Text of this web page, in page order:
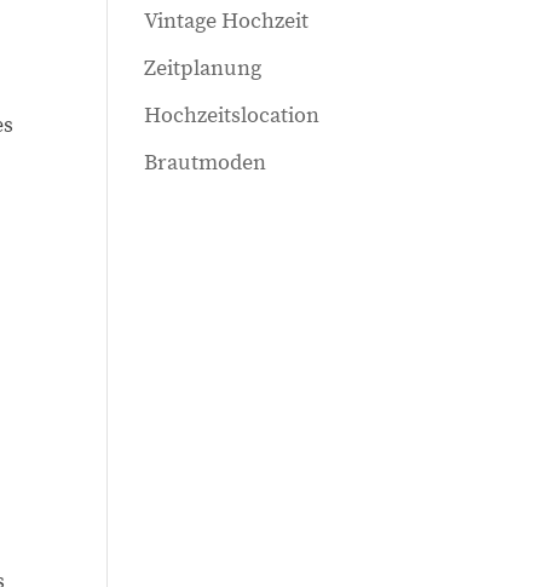
Vintage Hochzeit
Zeitplanung
Hochzeitslocation
Brautmoden